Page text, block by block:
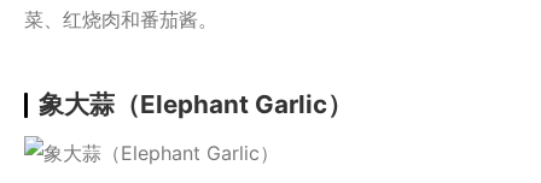
菜、红烧肉和番茄酱。
象大蒜（Elephant Garlic）